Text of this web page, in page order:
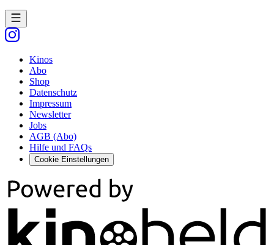
Kinos
Abo
Shop
Datenschutz
Impressum
Newsletter
Jobs
AGB (Abo)
Hilfe und FAQs
Cookie Einstellungen